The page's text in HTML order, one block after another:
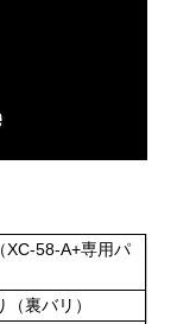
XC-58-A+専用パ
裏バリ）